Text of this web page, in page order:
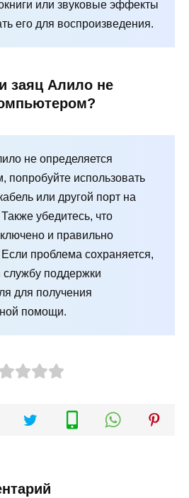
или звуковые эффекты
его для воспроизведения.
заяц Алило не
не определяется
попробуйте использовать
или другой порт на
убедитесь, что
и правильно
проблема сохраняется,
службу поддержки
для получения
помощи.